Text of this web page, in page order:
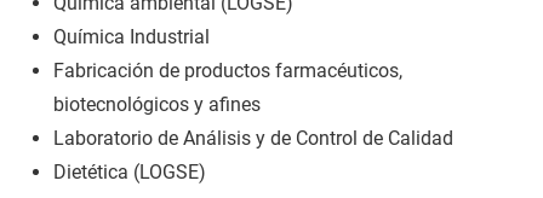
Química Industrial
Fabricación de productos farmacéuticos,
biotecnológicos y afines
Laboratorio de Análisis y de Control de Calidad
Dietética (LOGSE)